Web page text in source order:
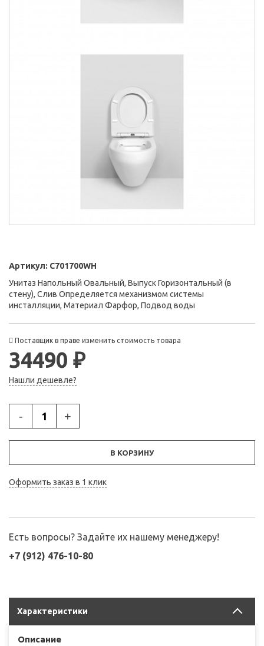
Артикул: C701700WH
Унитаз Напольный Овальный, Выпуск Горизонтальный (в
стену), Слив Определяется механизмом системы
инсталляции, Материал Фарфор, Подвод воды
Поставщик в праве изменить стоимость товара
34490 ₽
Нашли дешевле?
- +
В КОРЗИНУ
Оформить заказ в 1 клик
Есть вопросы? Задайте их нашему менеджеру!
+7 (912) 476-10-80
Характеристики
Описание